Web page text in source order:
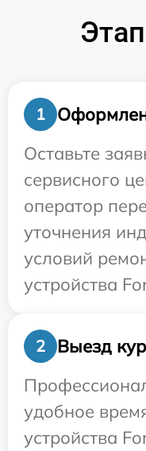
1
Оставьте
сервисного
оператор
уточнения
условий
устройства
2
Выезд
удобное
устройства